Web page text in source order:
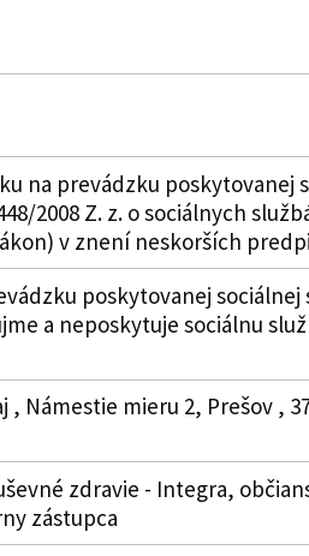
na prevádzku
2008 Z. z. o sociálnych
v znení neskorších
poskytovanej
a neposkytuje sociálnu
Námestie mieru 2, Prešov ,
zdravie - Integra,
zástupca